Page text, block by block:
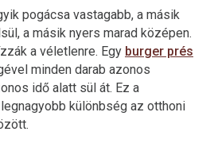
pogácsa vastagabb, a másik
a másik nyers marad középen.
a véletlenre. Egy burger prés
minden darab azonos
idő alatt sül át. Ez a
különbség az otthoni